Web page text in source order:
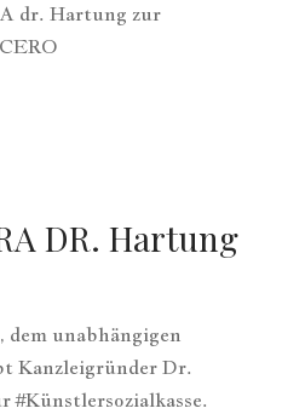
dr. Hartung zur
DR. Hartung
dem unabhängigen
Kanzleigründer Dr.